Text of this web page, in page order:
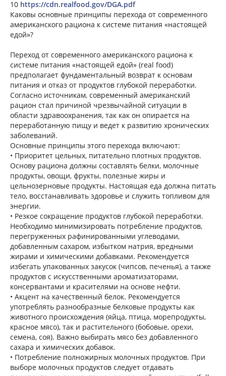
10 https://cdn.realfood.gov/DGA.pdf
Каковы основные принципы перехода от современного
американского рациона к системе питания «настоящей
едой»?
Переход от современного американского рациона к
системе питания «настоящей едой» (real food)
предполагает фундаментальный возврат к основам
питания и отказ от продуктов глубокой переработки.
Согласно источникам, современный американский
рацион стал причиной чрезвычайной ситуации в
области здравоохранения, так как он опирается на
переработанную пищу и ведет к развитию хронических
заболеваний.
Основные принципы этого перехода включают:
• Приоритет цельных, питательно плотных продуктов.
Основу рациона должны составлять белки, молочные
продукты, овощи, фрукты, полезные жиры и
цельнозерновые продукты. Настоящая еда должна питать
тело, восстанавливать здоровье и служить топливом для
энергии.
• Резкое сокращение продуктов глубокой переработки.
Необходимо минимизировать потребление продуктов,
перегруженных рафинированными углеводами,
добавленным сахаром, избытком натрия, вредными
жирами и химическими добавками. Рекомендуется
избегать упакованных закусок (чипсов, печенья), а также
продуктов с искусственными ароматизаторами,
консервантами и красителями на основе нефти.
• Акцент на качественный белок. Рекомендуется
употреблять разнообразные белковые продукты как
животного происхождения (яйца, птица, морепродукты,
красное мясо), так и растительного (бобовые, орехи,
семена, соя). Важно выбирать мясо без добавленного
сахара и химических добавок.
• Потребление полножирных молочных продуктов. При
выборе молочных продуктов следует отдавать